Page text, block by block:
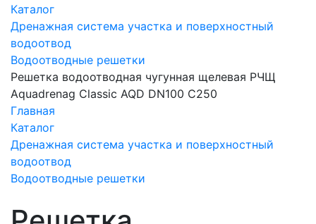
Каталог
Дренажная система участка и поверхностный
водоотвод
Водоотводные решетки
Решетка водоотводная чугунная щелевая РЧЩ
Aquadrenag Classic AQD DN100 С250
Главная
Каталог
Дренажная система участка и поверхностный
водоотвод
Водоотводные решетки